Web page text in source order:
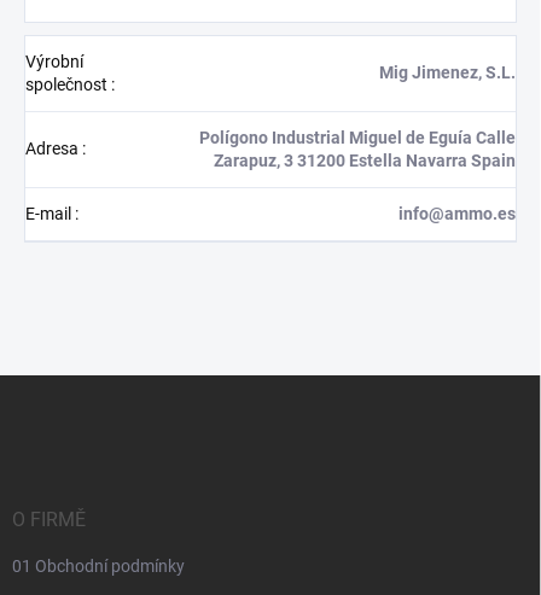
Výrobní
společnost :
Mig Jimenez, S.L.
Adresa :
Polígono Industrial Miguel de Eguía Calle
Zarapuz, 3 31200 Estella Navarra Spain
E-mail : info@ammo.es
O FIRMĚ
01 Obchodní podmínky